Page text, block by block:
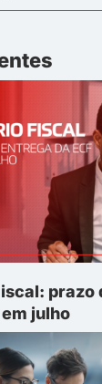
prazo
julho